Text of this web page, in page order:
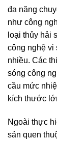
đa năng
như công
loại thủy hải
công nghệ vi
nhiều. Các
sóng công
cầu mức
kích thước
Ngoài thực
sản quen